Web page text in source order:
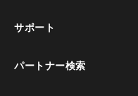
サポート
パートナー検索